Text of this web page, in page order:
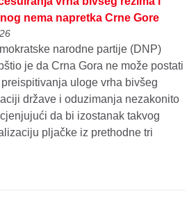
nema napretka Crne Gore
narodne partije (DNP)
je da Crna Gora ne može postati
uloge vrha bivšeg
države i oduzimanja nezakonito
da bi izostanak takvog
pljačke iz prethodne tri